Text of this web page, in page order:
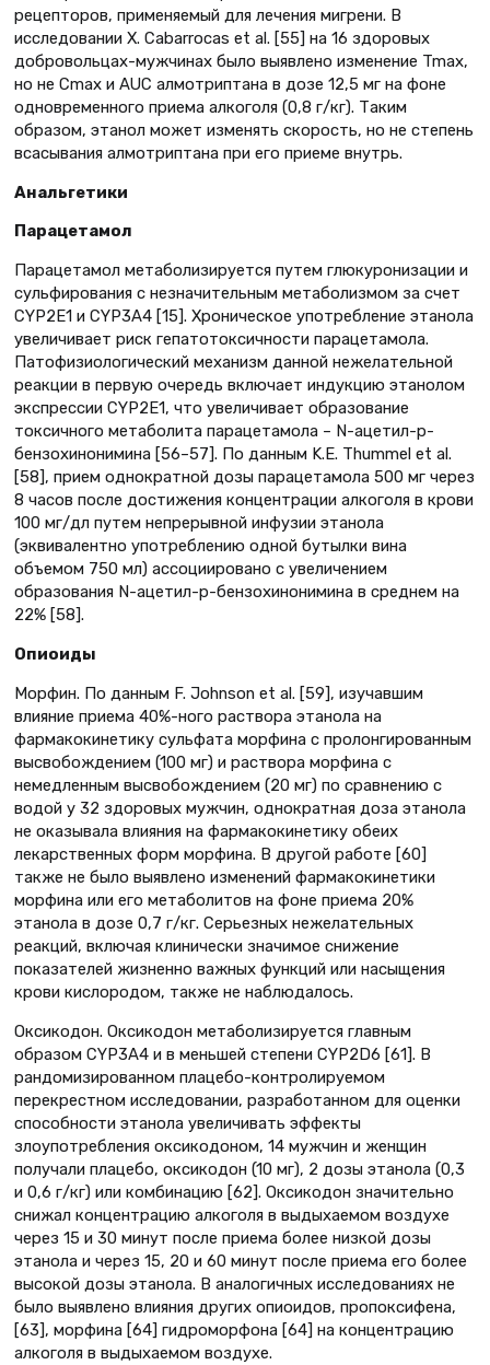
рецепторов, применяемый для лечения мигрени. В
исследовании Х. Cabarrocas et al. [55] на 16 здоровых
добровольцах-мужчинах было выявлено изменение Tmax,
но не Cmax и AUC алмотриптана в дозе 12,5 мг на фоне
одновременного приема алкоголя (0,8 г/кг). Таким
образом, этанол может изменять скорость, но не степень
всасывания алмотриптана при его приеме внутрь.
Анальгетики
Парацетамол
Парацетамол метаболизируется путем глюкуронизации и
сульфирования с незначительным метаболизмом за счет
CYP2E1 и CYP3A4 [15]. Хроническое употребление этанола
увеличивает риск гепатотоксичности парацетамола.
Патофизиологический механизм данной нежелательной
реакции в первую очередь включает индукцию этанолом
экспрессии CYP2E1, что увеличивает образование
токсичного метаболита парацетамола – N-ацетил-р-
бензохинонимина [56–57]. По данным K.E. Thummel et al.
[58], прием однократной дозы парацетамола 500 мг через
8 часов после достижения концентрации алкоголя в крови
100 мг/дл путем непрерывной инфузии этанола
(эквивалентно употреблению одной бутылки вина
объемом 750 мл) ассоциировано с увеличением
образования N-ацетил-р-бензохинонимина в среднем на
22% [58].
Опиоиды
Морфин. По данным F. Johnson et al. [59], изучавшим
влияние приема 40%-ного раствора этанола на
фармакокинетику сульфата морфина с пролонгированным
высвобождением (100 мг) и раствора морфина с
немедленным высвобождением (20 мг) по сравнению с
водой у 32 здоровых мужчин, однократная доза этанола
не оказывала влияния на фармакокинетику обеих
лекарственных форм морфина. В другой работе [60]
также не было выявлено изменений фармакокинетики
морфина или его метаболитов на фоне приема 20%
этанола в дозе 0,7 г/кг. Серьезных нежелательных
реакций, включая клинически значимое снижение
показателей жизненно важных функций или насыщения
крови кислородом, также не наблюдалось.
Оксикодон. Оксикодон метаболизируется главным
образом CYP3A4 и в меньшей степени CYP2D6 [61]. В
рандомизированном плацебо-контролируемом
перекрестном исследовании, разработанном для оценки
способности этанола увеличивать эффекты
злоупотребления оксикодоном, 14 мужчин и женщин
получали плацебо, оксикодон (10 мг), 2 дозы этанола (0,3
и 0,6 г/кг) или комбинацию [62]. Оксикодон значительно
снижал концентрацию алкоголя в выдыхаемом воздухе
через 15 и 30 минут после приема более низкой дозы
этанола и через 15, 20 и 60 минут после приема его более
высокой дозы этанола. В аналогичных исследованиях не
было выявлено влияния других опиоидов, пропоксифена,
[63], морфина [64] гидроморфона [64] на концентрацию
алкоголя в выдыхаемом воздухе.